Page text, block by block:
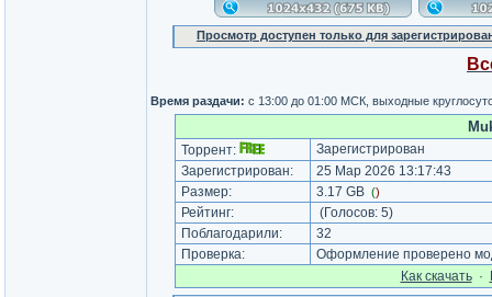
Просмотр доступен только для
Время раздачи: с 13:00 до 01:00 МСК, выходные
Торрент:
Зарегистрирован
Зарегистрирован:
25 Мар 2026 13:17:43
Размер:
3.17 GB ()
Рейтинг: (Голосов: 5)
Поблагодарили:
32
Проверка:
Оформление проверено
Как cкачать·